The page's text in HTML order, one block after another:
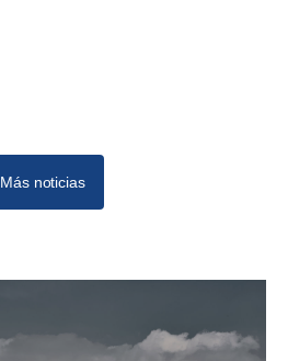
Más noticias